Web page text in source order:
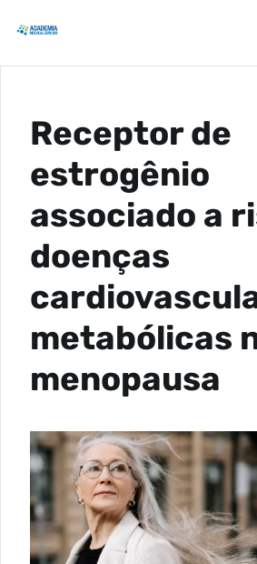
Receptor de
estrogênio
associado a
doenças
metabólicas
menopausa